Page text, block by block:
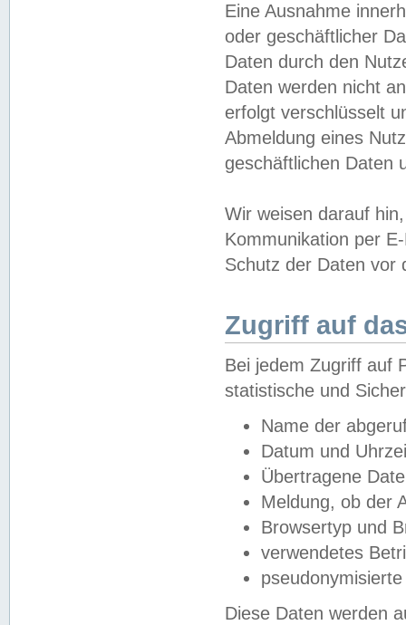
Eine Ausnahme
oder geschäftlicher
Daten durch den
Daten werden nicht
erfolgt verschlüsselt
Abmeldung eines
geschäftlichen Daten
Wir weisen darauf
Kommunikation per
Schutz der Daten vor
Zugriff auf
Bei jedem Zugriff auf
statistische und
Name der
Datum und
Übertragene
Meldung, ob der
Browsertyp und
verwendetes
Diese Daten werden